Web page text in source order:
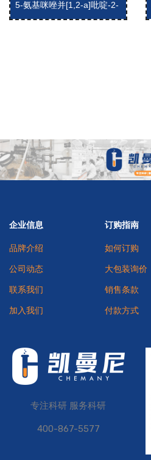
5-氨基咪唑并[1,2-a]吡啶-2-
羧酸乙酯
企业信息
品牌介绍
公司动态
联系我们
加入我们
订购指南
如何订购
大包装询价
销售条款
付款方式
专注科研 服务科研
400-867-5577